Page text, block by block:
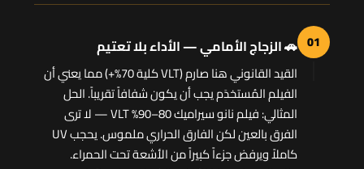
01 🚗 الزجاج الأمامي — الأداء بلا تعتيم
القيد القانوني هنا صارم (VLT كلية 70%+) مما يعني أن
الفيلم المُستخدَم يجب أن يكون شفافاً تقريباً. الحل
المثالي: فيلم نانو سيراميك 80–90% VLT — لا ترى
الفرق بالعين لكن الفارق الحراري ملموس. يحجب UV
كاملاً ويرفض جزءاً كبيراً من الأشعة تحت الحمراء.